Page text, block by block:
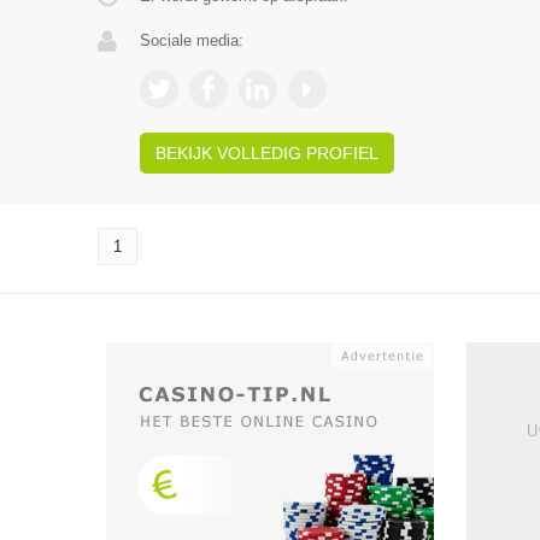
Sociale media:
BEKIJK VOLLEDIG PROFIEL
1